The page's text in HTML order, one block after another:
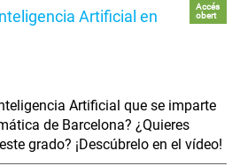
Artificial en
Accés
obert
Artificial que se imparte
de Barcelona? ¿Quieres
grado? ¡Descúbrelo en el vídeo!